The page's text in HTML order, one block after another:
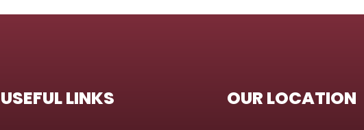
USEFUL LINKS OUR LOCATION